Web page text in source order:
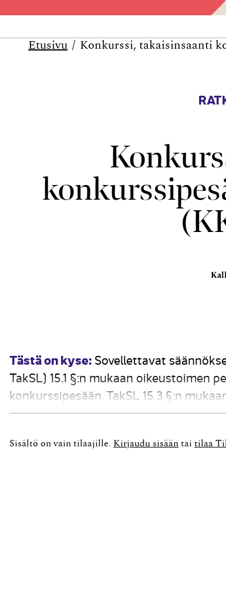
Etusivu Konkurssi, takaisinsaanti
Tästä on kyse: Sovellettavat
TakSL) 15.1 §:n mukaan oikeustoimen
konkurssipesään. TakSL 15.3 §:n
tallella tai muuten palautettavissa, sen
Sisältö on vain tilaajille. Kirjaudu sisään tai tilaa